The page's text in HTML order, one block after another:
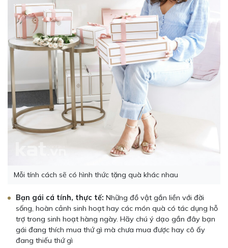
Mỗi tính cách sẽ có hình thức tặng quà khác nhau
Bạn gái cá tính, thực tế: Những đồ vật gắn liền với đời
sống, hoàn cảnh sinh hoạt hay các món quà có tác dụng hỗ
trợ trong sinh hoạt hàng ngày. Hãy chú ý dạo gần đây bạn
gái đang thích mua thứ gì mà chưa mua được hay cô ấy
đang thiếu thứ gì